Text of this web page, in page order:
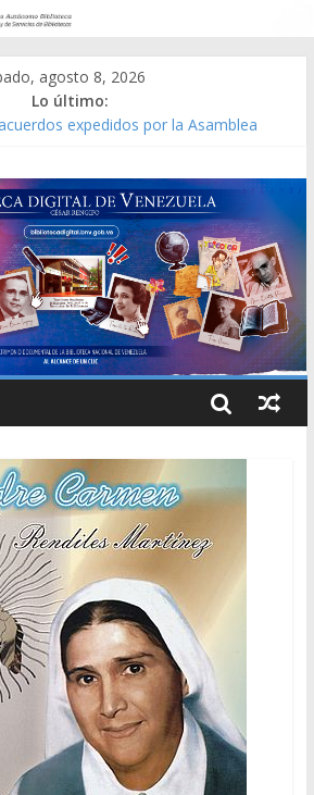
agosto 8, 2026
Lo último:
expedidos por la Asamblea
[material gráfico]
de Venezuela año CXXXIII Mes V,
2006 N° 38.394
de Modesta Bor